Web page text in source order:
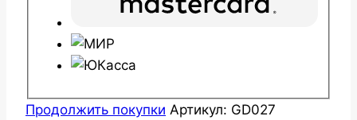
Продолжить покупки Артикул: GD027